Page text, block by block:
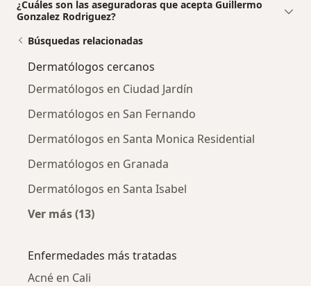
¿Cuáles son las aseguradoras que acepta Guillermo
Gonzalez Rodriguez?
Búsquedas relacionadas
Dermatólogos cercanos
Dermatólogos en Ciudad Jardín
Dermatólogos en San Fernando
Dermatólogos en Santa Monica Residential
Dermatólogos en Granada
Dermatólogos en Santa Isabel
Ver más (13)
Enfermedades más tratadas
Acné en Cali